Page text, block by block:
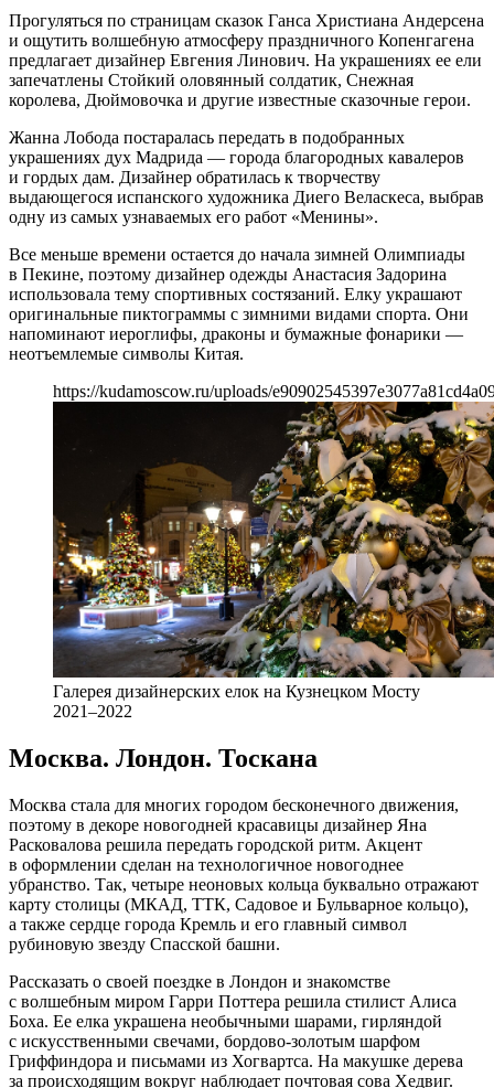
Прогуляться по страницам сказок Ганса Христиана Андерсена
и ощутить волшебную атмосферу праздничного Копенгагена
предлагает дизайнер Евгения Линович. На украшениях ее ели
запечатлены Стойкий оловянный солдатик, Снежная
королева, Дюймовочка и другие известные сказочные герои.
Жанна Лобода постаралась передать в подобранных
украшениях дух Мадрида — города благородных кавалеров
и гордых дам. Дизайнер обратилась к творчеству
выдающегося испанского художника Диего Веласкеса, выбрав
одну из самых узнаваемых его работ «Менины».
Все меньше времени остается до начала зимней Олимпиады
в Пекине, поэтому дизайнер одежды Анастасия Задорина
использовала тему спортивных состязаний. Елку украшают
оригинальные пиктограммы с зимними видами спорта. Они
напоминают иероглифы, драконы и бумажные фонарики —
неотъемлемые символы Китая.
https://kudamoscow.ru/uploads/
Галерея дизайнерских елок на Кузнецком Мосту
2021–2022
Москва. Лондон. Тоскана
Москва стала для многих городом бесконечного движения,
поэтому в декоре новогодней красавицы дизайнер Яна
Расковалова решила передать городской ритм. Акцент
в оформлении сделан на технологичное новогоднее
убранство. Так, четыре неоновых кольца буквально отражают
карту столицы (МКАД, ТТК, Садовое и Бульварное кольцо),
а также сердце города Кремль и его главный символ
рубиновую звезду Спасской башни.
Рассказать о своей поездке в Лондон и знакомстве
с волшебным миром Гарри Поттера решила стилист Алиса
Боха. Ее елка украшена необычными шарами, гирляндой
с искусственными свечами, бордово-золотым шарфом
Гриффиндора и письмами из Хогвартса. На макушке дерева
за происходящим вокруг наблюдает почтовая сова Хедвиг.